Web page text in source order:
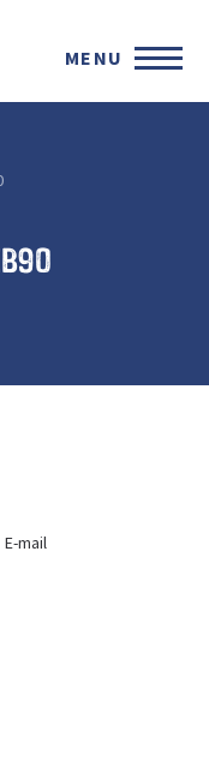
MENU
E-mail